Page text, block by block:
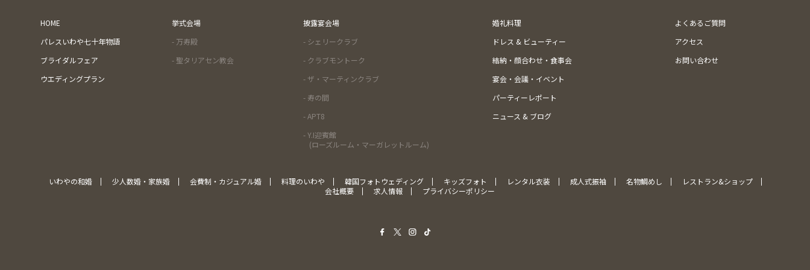
HOME
パレスいわや七十年物語
ブライダルフェア
ウエディングプラン
挙式会場
- 万寿殿
- 聖タリアセン教会
披露宴会場
- シェリークラブ
- クラブモントーク
- ザ・マーティンクラブ
- 寿の間
- APT8
- Y.I迎賓館
(ローズルーム・マーガレットルーム)
婚礼料理
ドレス & ビューティー
結納・顔合わせ・食事会
宴会・会議・イベント
パーティーレポート
ニュース & ブログ
よくあるご質問
アクセス
お問い合わせ
いわやの和婚 少人数婚・家族婚 会費制・カジュアル婚 料理のいわや 韓国フォトウェディング キッズフォト レンタル衣装 成人式振袖 名物鯛めし
レストラン&ショップ
会社概要
求人情報 プライバシーポリシー